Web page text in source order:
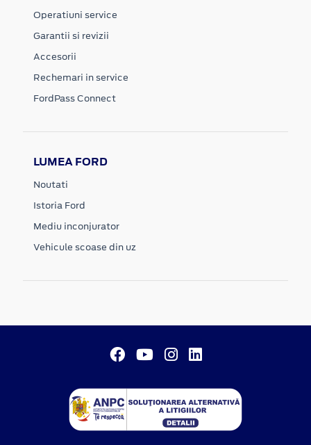
Operatiuni service
Garantii si revizii
Accesorii
Rechemari in service
FordPass Connect
LUMEA FORD
Noutati
Istoria Ford
Mediu inconjurator
Vehicule scoase din uz